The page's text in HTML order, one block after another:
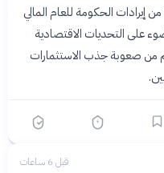
والفوائد والإنفاق على الدعم 90% من إيرادات الحكومة للعام المالي
على التحديات الاقتصادية
من صعوبة جذب الاستثمارات
قبل 6 ساعات